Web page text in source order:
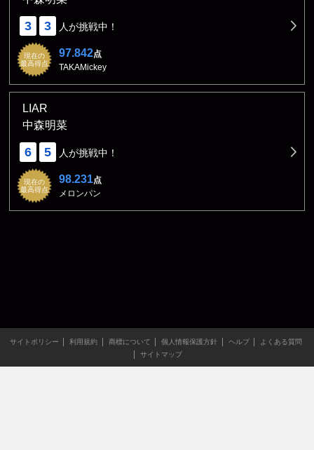
3 3 人が挑戦中！
現在の
最高得点
97.842点
TAKAMickey
LIAR
中森明菜
6 5 人が挑戦中！
現在の
最高得点
98.231点
メロンパン
サイトポリシー 利用規約 商標について 個人情報保護方針 ヘルプ
よくある質問
サイトマップ